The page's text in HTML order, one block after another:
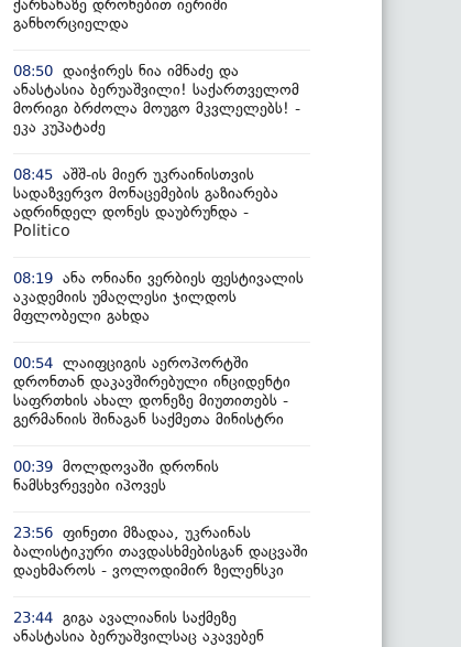
ქარხანაზე დრონებით იერიში
განხორციელდა
08:50 დაიჭირეს ნია იმნაძე და
ანასტასია ბერუაშვილი! საქართველომ
მორიგი ბრძოლა მოუგო მკვლელებს! -
ეკა კუპატაძე
08:45 აშშ-ის მიერ უკრაინისთვის
სადაზვერვო მონაცემების გაზიარება
ადრინდელ დონეს დაუბრუნდა -
Politico
08:19 ანა ონიანი ვერბიეს ფესტივალის
აკადემიის უმაღლესი ჯილდოს
მფლობელი გახდა
00:54 ლაიფციგის აეროპორტში
დრონთან დაკავშირებული ინციდენტი
საფრთხის ახალ დონეზე მიუთითებს -
გერმანიის შინაგან საქმეთა მინისტრი
00:39 მოლდოვაში დრონის
ნამსხვრევები იპოვეს
23:56 ფინეთი მზადაა, უკრაინას
ბალისტიკური თავდასხმებისგან დაცვაში
დაეხმაროს - ვოლოდიმირ ზელენსკი
23:44 გიგა ავალიანის საქმეზე
ანასტასია ბერუაშვილსაც აკავებენ